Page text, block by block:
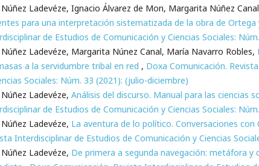
Ladevéze, Ignacio Álvarez de Mon, Margarita Núñez
para una interpretación sistematizada de la obra de Ortega
de Estudios de Comunicación y Ciencias Sociales:
Ladevéze, Margarita Núnez Canal, María Navarro Robles,
a la servidumbre tribal en red , Doxa Comunicación.
Sociales: Núm. 33 (2021): (julio-diciembre)
Ladevéze, Análisis del discurso. Manual para las ciencias
de Estudios de Comunicación y Ciencias Sociales:
Ladevéze, La aventura de lo político. Conversaciones con
Interdisciplinar de Estudios de Comunicación y Ciencias
Ladevéze, De primera a segunda navegación: metáfora y